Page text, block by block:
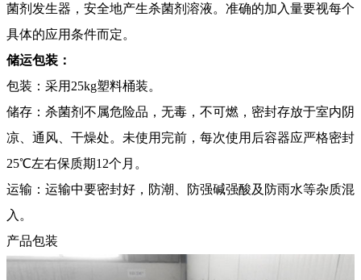
菌剂发生器，安全地产生杀菌剂溶液。准确的加入量要视每个
具体的应用条件而定。
储运包装：
包装：采用25kg塑料桶装。
储存：杀菌剂不属危险品，无毒，不可燃，密封存放于室内阴
凉、通风、干燥处。未使用完前，每次使用后容器应严格密封
25℃左右保质期12个月。
运输：运输中要密封好，防潮、防强碱强酸及防雨水等杂质混
入。
产品包装